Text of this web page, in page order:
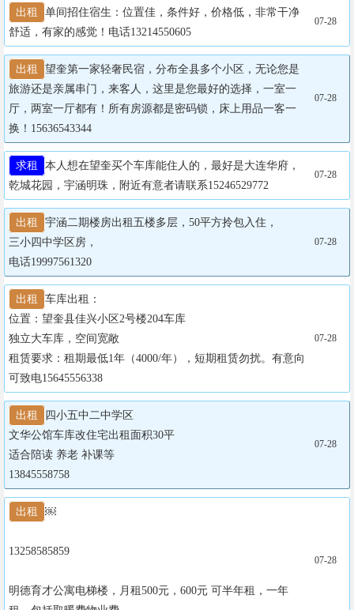
出租
单间招住宿生：位置佳，条件好，价格低，非常干净
舒适，有家的感觉！电话13214550605
07-28
出租
望奎第一家轻奢民宿，分布全县多个小区，无论您是
旅游还是亲属串门，来客人，这里是您最好的选择，一室一
厅，两室一厅都有！所有房源都是密码锁，床上用品一客一
换！15636543344
07-28
求租
本人想在望奎买个车库能住人的，最好是大连华府，
乾城花园，宇涵明珠，附近有意者请联系15246529772
07-28
出租
宇涵二期楼房出租五楼多层，50平方拎包入住，
三小四中学区房，
电话19997561320
07-28
出租
车库出租：
位置：望奎县佳兴小区2号楼204车库
独立大车库，空间宽敞
租赁要求：租期最低1年（4000/年），短期租赁勿扰。有意向
可致电15645556338
07-28
出租
四小五中二中学区
文华公馆车库改住宅出租面积30平
适合陪读 养老 补课等
13845558758
07-28
出租 ￼
13258585859
明德育才公寓电梯楼，月租500元，600元 可半年租，一年
07-28